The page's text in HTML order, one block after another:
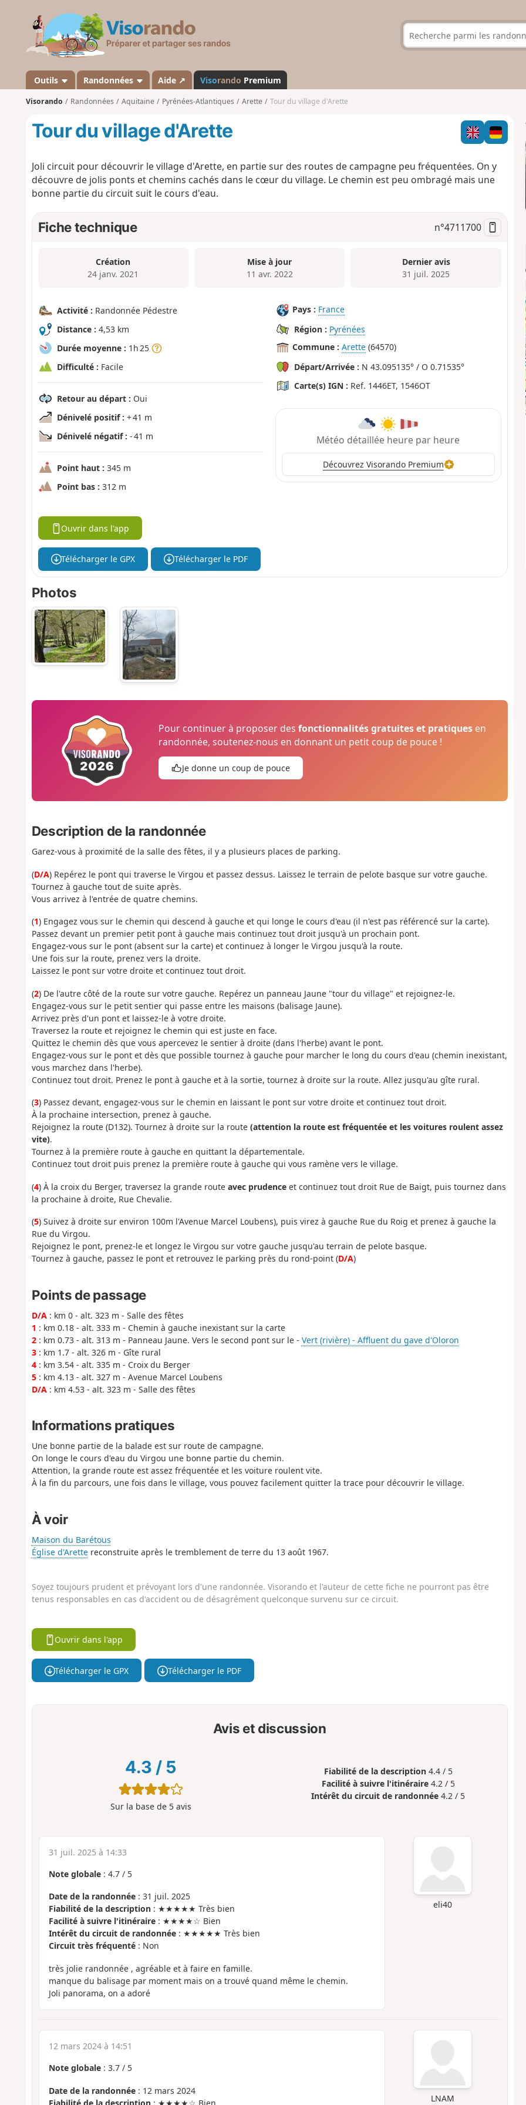
s
a
n
d
Outils Randonnées Aide ↗ Visorando Premium
Visorando Randonnées Aquitaine Pyrénées-Atlantiques Arette Tour du village d'Arette
Tour du village d'Arette
Joli circuit pour découvrir le village d'Arette, en partie sur des routes de campagne peu fréquentées. On y
découvre de jolis ponts et chemins cachés dans le cœur du village. Le chemin est peu ombragé mais une
bonne partie du circuit suit le cours d'eau.
Fiche technique n°4711700
Création
24 janv. 2021
Mise à jour
11 avr. 2022
Dernier avis
31 juil. 2025
Activité : Randonnée Pédestre
Distance : 4,53 km
Durée moyenne : 1h 25
Difficulté : Facile
Retour au départ : Oui
Dénivelé positif : + 41 m
Dénivelé négatif : - 41 m
Point haut : 345 m
Point bas : 312 m
Pays : France
Région : Pyrénées
Commune : Arette (64570)
Départ/Arrivée : N 43.095135° / O 0.71535°
Carte(s) IGN : Ref. 1446ET, 1546OT
Météo détaillée heure par heure
Découvrez Visorando Premium
Ouvrir dans l'app
Télécharger le GPX Télécharger le PDF
Photos
Pour continuer à proposer desfonctionnalités gratuites et pratiques en
randonnée, soutenez-nous en donnant un petit coup de pouce !
Je donne un coup de pouce
Description de la randonnée
Garez-vous à proximité de la salle des fêtes, il y a plusieurs places de parking.
(D/A) Repérez le pont qui traverse le Virgou et passez dessus. Laissez le terrain de pelote basque sur votre gauche.
Tournez à gauche tout de suite après.
Vous arrivez à l'entrée de quatre chemins.
(1) Engagez vous sur le chemin qui descend à gauche et qui longe le cours d'eau (il n'est pas référencé sur la carte).
Passez devant un premier petit pont à gauche mais continuez tout droit jusqu'à un prochain pont.
Engagez-vous sur le pont (absent sur la carte) et continuez à longer le Virgou jusqu'à la route.
Une fois sur la route, prenez vers la droite.
Laissez le pont sur votre droite et continuez tout droit.
(2) De l'autre côté de la route sur votre gauche. Repérez un panneau Jaune "tour du village" et rejoignez-le.
Engagez-vous sur le petit sentier qui passe entre les maisons (balisage Jaune).
Arrivez près d'un pont et laissez-le à votre droite.
Traversez la route et rejoignez le chemin qui est juste en face.
Quittez le chemin dès que vous apercevez le sentier à droite (dans l'herbe) avant le pont.
Engagez-vous sur le pont et dès que possible tournez à gauche pour marcher le long du cours d'eau (chemin inexistant,
vous marchez dans l'herbe).
Continuez tout droit. Prenez le pont à gauche et à la sortie, tournez à droite sur la route. Allez jusqu'au gîte rural.
(3) Passez devant, engagez-vous sur le chemin en laissant le pont sur votre droite et continuez tout droit.
À la prochaine intersection, prenez à gauche.
Rejoignez la route (D132). Tournez à droite sur la route (attention la route est fréquentée et les voitures roulent assez
vite).
Tournez à la première route à gauche en quittant la départementale.
Continuez tout droit puis prenez la première route à gauche qui vous ramène vers le village.
(4) À la croix du Berger, traversez la grande route avec prudenceet continuez tout droit Rue de Baigt, puis tournez dans
la prochaine à droite, Rue Chevalie.
(5) Suivez à droite sur environ 100m l'Avenue Marcel Loubens), puis virez à gauche Rue du Roig et prenez à gauche la
Rue du Virgou.
Rejoignez le pont, prenez-le et longez le Virgou sur votre gauche jusqu'au terrain de pelote basque.
Tournez à gauche, passez le pont et retrouvez le parking près du rond-point (D/A)
Points de passage
D/A: km 0 - alt. 323 m - Salle des fêtes
1 : km 0.18 - alt. 333 m - Chemin à gauche inexistant sur la carte
2: km 0.73 - alt. 313 m - Panneau Jaune. Vers le second pont sur le - Vert (rivière) - Affluent du gave d'Oloron
3: km 1.7 - alt. 326 m - Gîte rural
4: km 3.54 - alt. 335 m - Croix du Berger
5: km 4.13 - alt. 327 m - Avenue Marcel Loubens
D/A: km 4.53 - alt. 323 m - Salle des fêtes
Informations pratiques
Une bonne partie de la balade est sur route de campagne.
On longe le cours d'eau du Virgou une bonne partie du chemin.
Attention, la grande route est assez fréquentée et les voiture roulent vite.
À la fin du parcours, une fois dans le village, vous pouvez facilement quitter la trace pour découvrir le village.
À voir
Maison du Barétous
Église d'Arettereconstruite après le tremblement de terre du 13 août 1967.
Soyez toujours prudent et prévoyant lors d'une randonnée. Visorando et l'auteur de cette fiche ne pourront pas être
tenus responsables en cas d'accident ou de désagrément quelconque survenu sur ce circuit.
Ouvrir dans l'app
Télécharger le GPX Télécharger le PDF
Avis et discussion
4.3 / 5
Sur la base de 5avis
Fiabilité de la description 4.4 / 5
Facilité à suivre l'itinéraire 4.2 / 5
Intérêt du circuit de randonnée 4.2 / 5
eli40
31 juil. 2025 à 14:33
Note globale: 4.7/ 5
Date de la randonnée: 31 juil. 2025
Fiabilité de la description: ★★★★★ Très bien
Facilité à suivre l'itinéraire: ★★★★☆ Bien
Intérêt du circuit de randonnée: ★★★★★ Très bien
Circuit très fréquenté: Non
très jolie randonnée , agréable et à faire en famille.
manque du balisage par moment mais on a trouvé quand même le chemin.
Joli panorama, on a adoré
LNAM
12 mars 2024 à 14:51
Note globale: 3.7/ 5
Date de la randonnée: 12 mars 2024
Fiabilité de la description: ★★★★☆ Bien